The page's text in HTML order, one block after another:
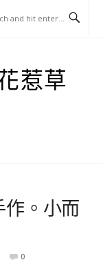
惹草
作。小而
0